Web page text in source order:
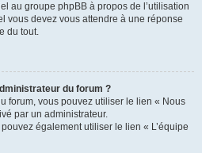
au groupe phpBB à propos de l’utilisation
vous devez vous attendre à une réponse
du tout.
du forum ?
forum, vous pouvez utiliser le lien « Nous
par un administrateur.
également utiliser le lien « L’équipe